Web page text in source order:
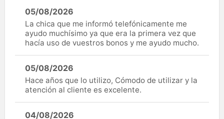
05/08/2026
La chica que me informó telefónicamente me
ayudo muchísimo ya que era la primera vez que
hacía uso de vuestros bonos y me ayudo mucho.
05/08/2026
Hace años que lo utilizo, Cómodo de utilizar y la
atención al cliente es excelente.
04/08/2026